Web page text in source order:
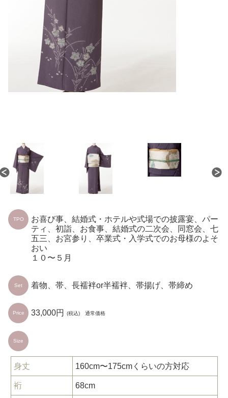
TPO
お喜び事、結婚式・ホテルや式場での披露宴、パー
ティ、初詣、お食事、結婚式の二次会、同窓会、七
五三、お宮参り、卒業式・入学式でのお母様のよそ
おい
１０〜５月
Set 着物、帯、長襦袢or半襦袢、帯揚げ、帯締め
Price 33,000円 (税込) 通常価格
Size
身丈 160cm〜175cmくらいの方対応
裄 68cm